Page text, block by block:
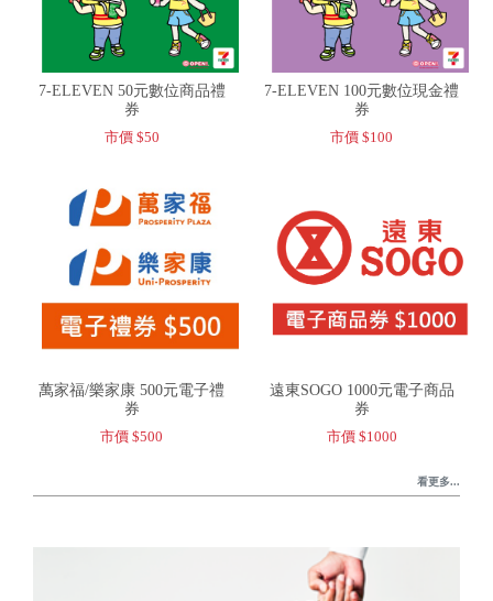
7-ELEVEN 50元數位商品禮
券
市價 $50
7-ELEVEN 100元數位現金禮
券
市價 $100
萬家福/樂家康 500元電子禮
券
市價 $500
遠東SOGO 1000元電子商品
券
市價 $1000
看更多...